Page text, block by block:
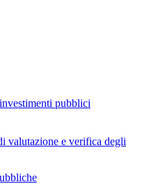
pubblici
valutazione e verifica degli